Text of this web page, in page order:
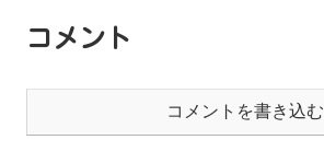
コメント
コメントを書き込む